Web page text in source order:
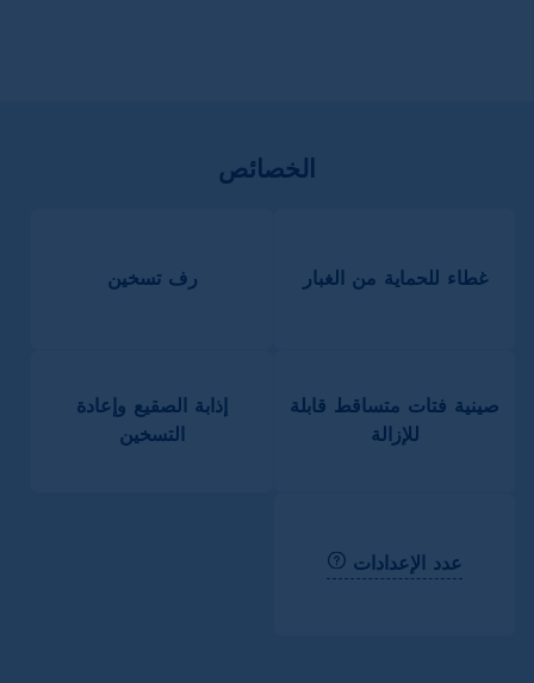
الخصائص
غطاء للحماية من الغبار رف تسخين
صينية فتات متساقط قابلة
للإزالة
إذابة الصقيع وإعادة
التسخين
عدد الإعدادات